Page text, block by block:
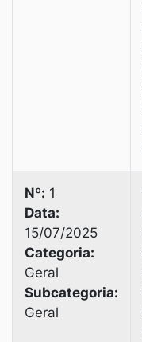
Nº: 1
Data:
15/07/2025
Categoria:
Geral
Subcategoria:
Geral